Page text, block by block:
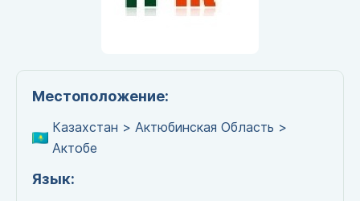
Местоположение:
Казахстан > Актюбинская Область >
Актобе
Язык: